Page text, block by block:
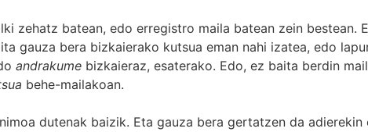
zehatz batean, edo erregistro maila batean zein bestean.
gauza bera bizkaierako kutsua eman nahi izatea, edo
andrakume bizkaieraz, esaterako. Edo, ez baita berdin
behe-mailakoan.
dutenak baizik. Eta gauza bera gertatzen da adierekin